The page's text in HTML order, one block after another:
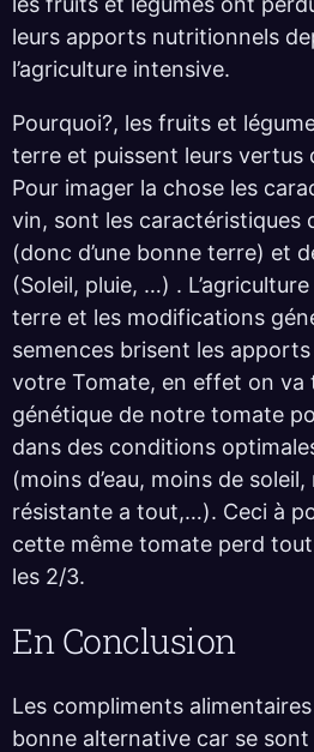
leurs apports nutritionnels
l’agriculture intensive.
Pourquoi?, les fruits et
terre et puissent leurs vertus
Pour imager la chose les
vin, sont les caractéristiques
(donc d’une bonne terre) et
(Soleil, pluie, …) .
terre et les modifications
semences brisent les
votre Tomate, en effet on va
génétique de notre tomate
dans des conditions
(moins d’eau, moins de
résistante a tout,…). Ceci à
cette même tomate perd
les 2/3.
En Conclusion
Les compliments
bonne alternative car se